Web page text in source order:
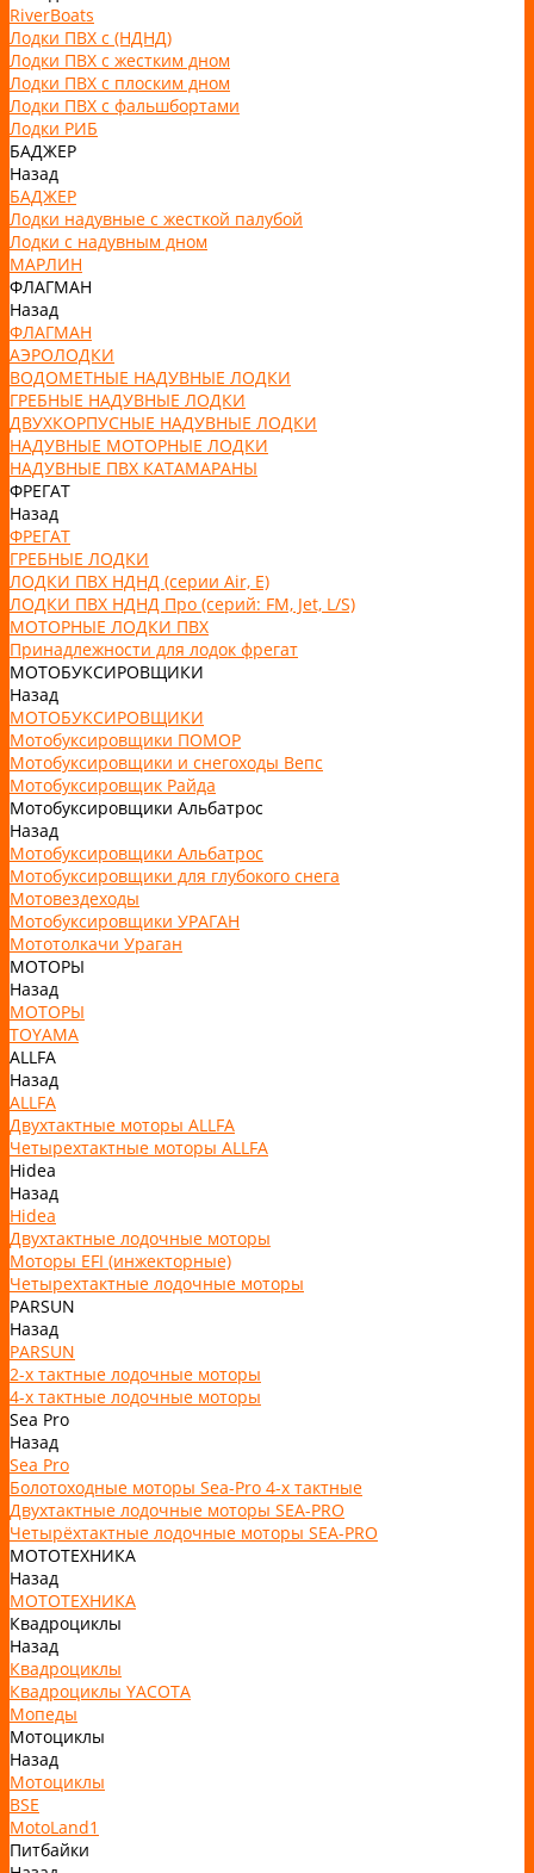
RiverBoats
Лодки ПВХ с (НДНД)
Лодки ПВХ с жестким дном
Лодки ПВХ с плоским дном
Лодки ПВХ с фальшбортами
Лодки РИБ
БАДЖЕР
Назад
БАДЖЕР
Лодки надувные с жесткой палубой
Лодки с надувным дном
МАРЛИН
ФЛАГМАН
Назад
ФЛАГМАН
АЭРОЛОДКИ
ВОДОМЕТНЫЕ НАДУВНЫЕ ЛОДКИ
ГРЕБНЫЕ НАДУВНЫЕ ЛОДКИ
ДВУХКОРПУСНЫЕ НАДУВНЫЕ ЛОДКИ
НАДУВНЫЕ МОТОРНЫЕ ЛОДКИ
НАДУВНЫЕ ПВХ КАТАМАРАНЫ
ФРЕГАТ
Назад
ФРЕГАТ
ГРЕБНЫЕ ЛОДКИ
ЛОДКИ ПВХ НДНД (серии Air, Е)
ЛОДКИ ПВХ НДНД Про (серий: FM, Jet, L/S)
МОТОРНЫЕ ЛОДКИ ПВХ
Принадлежности для лодок фрегат
МОТОБУКСИРОВЩИКИ
Назад
МОТОБУКСИРОВЩИКИ
Мотобуксировщики ПОМОР
Мотобуксировщики и снегоходы Вепс
Мотобуксировщик Райда
Мотобуксировщики Альбатрос
Назад
Мотобуксировщики Альбатрос
Мотобуксировщики для глубокого снега
Мотовездеходы
Мотобуксировщики УРАГАН
Мототолкачи Ураган
МОТОРЫ
Назад
МОТОРЫ
TOYAMA
ALLFA
Назад
ALLFA
Двухтактные моторы ALLFA
Четырехтактные моторы ALLFA
Hidea
Назад
Hidea
Двухтактные лодочные моторы
Моторы EFI (инжекторные)
Четырехтактные лодочные моторы
PARSUN
Назад
PARSUN
2-х тактные лодочные моторы
4-х тактные лодочные моторы
Sea Pro
Назад
Sea Pro
Болотоходные моторы Sea-Pro 4-х тактные
Двухтактные лодочные моторы SEA-PRO
Четырёхтактные лодочные моторы SEA-PRO
МОТОТЕХНИКА
Назад
МОТОТЕХНИКА
Квадроциклы
Назад
Квадроциклы
Квадроциклы YACOTA
Мопеды
Мотоциклы
Назад
Мотоциклы
BSE
MotoLand1
Питбайки